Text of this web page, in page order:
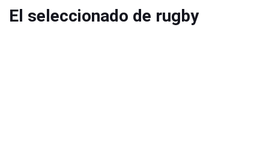
El seleccionado de rugby